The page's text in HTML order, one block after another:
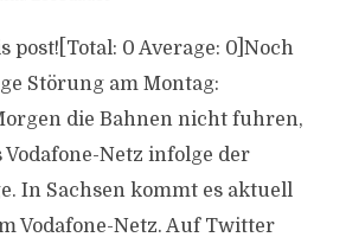
post![Total: 0 Average: 0]Noch
Störung am Montag:
die Bahnen nicht fuhren,
Netz infolge der
In Sachsen kommt es aktuell
Vodafone-Netz. Auf Twitter